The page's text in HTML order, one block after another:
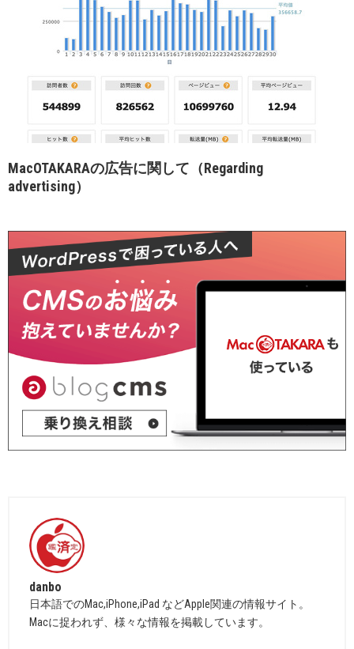
MacOTAKARAの広告に関して（Regarding
advertising）
danbo
日本語でのMac,iPhone,iPad などApple関連の情報サイト。
Macに捉われず、様々な情報を掲載しています。